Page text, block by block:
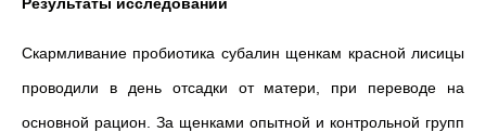
Скармливание пробиотика субалин щенкам красной лисицы
проводили в день отсадки от матери, при переводе на
основной рацион. За щенками опытной и контрольной групп